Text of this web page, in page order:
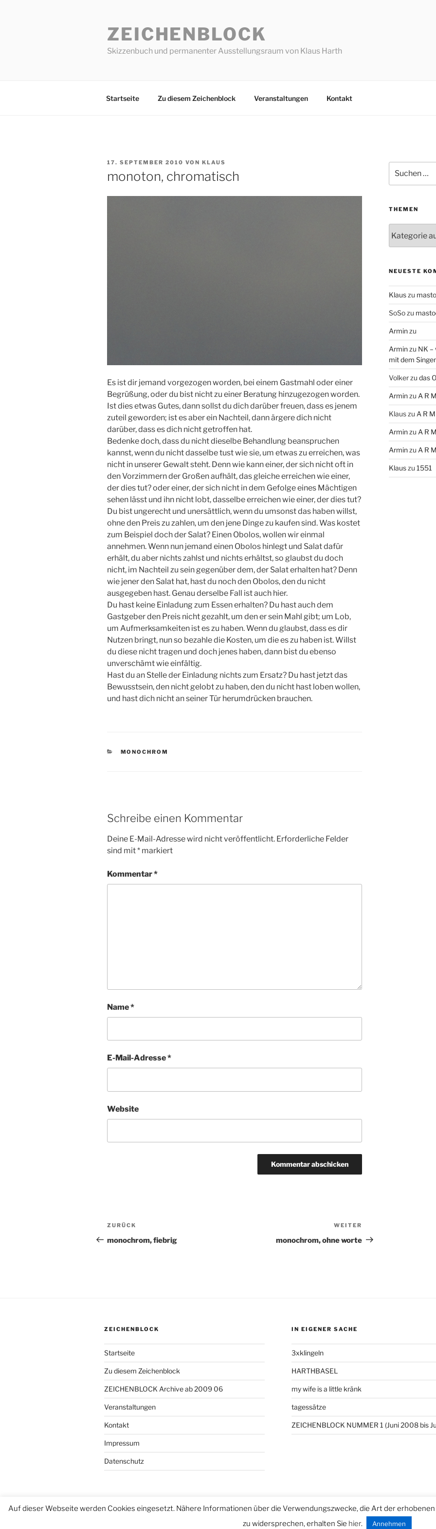
ZEICHENBLOCK
Skizzenbuch und permanenter Ausstellungsraum von Klaus Harth
Startseite Zu diesem Zeichenblock Veranstaltungen Kontakt
VERÖFFENTLICHT
17. SEPTEMBER 2010 VON KLAUS
monoton, chromatisch
Es ist dir jemand vorgezogen worden, bei einem Gastmahl oder einer
Begrüßung, oder du bist nicht zu einer Beratung hinzugezogen worden.
Ist dies etwas Gutes, dann sollst du dich darüber freuen, dass es jenem
zuteil geworden; ist es aber ein Nachteil, dann ärgere dich nicht
darüber, dass es dich nicht getroffen hat.
Bedenke doch, dass du nicht dieselbe Behandlung beanspruchen
kannst, wenn du nicht dasselbe tust wie sie, um etwas zu erreichen, was
nicht in unserer Gewalt steht. Denn wie kann einer, der sich nicht oft in
den Vorzimmern der Großen aufhält, das gleiche erreichen wie einer,
der dies tut? oder einer, der sich nicht in dem Gefolge eines Mächtigen
sehen lässt und ihn nicht lobt, dasselbe erreichen wie einer, der dies tut?
Du bist ungerecht und unersättlich, wenn du umsonst das haben willst,
ohne den Preis zu zahlen, um den jene Dinge zu kaufen sind. Was kostet
zum Beispiel doch der Salat? Einen Obolos, wollen wir einmal
annehmen. Wenn nun jemand einen Obolos hinlegt und Salat dafür
erhält, du aber nichts zahlst und nichts erhältst, so glaubst du doch
nicht, im Nachteil zu sein gegenüber dem, der Salat erhalten hat? Denn
wie jener den Salat hat, hast du noch den Obolos, den du nicht
ausgegeben hast. Genau derselbe Fall ist auch hier.
Du hast keine Einladung zum Essen erhalten? Du hast auch dem
Gastgeber den Preis nicht gezahlt, um den er sein Mahl gibt; um Lob,
um Aufmerksamkeiten ist es zu haben. Wenn du glaubst, dass es dir
Nutzen bringt, nun so bezahle die Kosten, um die es zu haben ist. Willst
du diese nicht tragen und doch jenes haben, dann bist du ebenso
unverschämt wie einfältig.
Hast du an Stelle der Einladung nichts zum Ersatz? Du hast jetzt das
Bewusstsein, den nicht gelobt zu haben, den du nicht hast loben wollen,
und hast dich nicht an seiner Tür herumdrücken brauchen.
KATEGORIEN
MONOCHROM
Schreibe einen Kommentar
Deine E-Mail-Adresse wird nicht veröffentlicht. Erforderliche Felder
sind mit* markiert
Kommentar*
Name*
E-Mail-Adresse*
Website
Beitragsnavigation
Vorheriger
Beitrag
ZURÜCK
monochrom, fiebrig
Beitrag
WEITER
monochrom, ohne worte
nach:
THEMEN
NEUESTE
Klauszu
SoSozu
Arminzu
Arminzu NK –
mit dem
Volkerzu das
Arminzu A R
Klauszu A R
Arminzu A R
Arminzu A R
Klauszu 1551
ZEICHENBLOCK
Startseite
Zu diesem Zeichenblock
ZEICHENBLOCK Archive ab 2009 06
Veranstaltungen
Kontakt
Impressum
Datenschutz
IN EIGENER SACHE
3xklingeln
HARTHBASEL
my wife is a little kränk
tagessätze
ZEICHENBLOCK NUMMER 1 (Juni 2008 bis
Datenschutzerklärung
Auf dieser Webseite werden Cookies eingesetzt. Nähere Informationen über die Verwendungszwecke, die Art der
zu widersprechen, erhalten Sie hier. Annehmen